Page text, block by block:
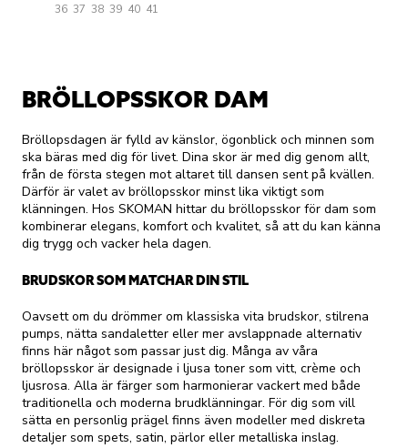
36 37 38 39 40 41
BRÖLLOPSSKOR DAM
Bröllopsdagen är fylld av känslor, ögonblick och minnen som
ska bäras med dig för livet. Dina skor är med dig genom allt,
från de första stegen mot altaret till dansen sent på kvällen.
Därför är valet av bröllopsskor minst lika viktigt som
klänningen. Hos SKOMAN hittar du bröllopsskor för dam som
kombinerar elegans, komfort och kvalitet, så att du kan känna
dig trygg och vacker hela dagen.
BRUDSKOR SOM MATCHAR DIN STIL
Oavsett om du drömmer om klassiska vita brudskor, stilrena
pumps, nätta sandaletter eller mer avslappnade alternativ
finns här något som passar just dig. Många av våra
bröllopsskor är designade i ljusa toner som vitt, crème och
ljusrosa. Alla är färger som harmonierar vackert med både
traditionella och moderna brudklänningar. För dig som vill
sätta en personlig prägel finns även modeller med diskreta
detaljer som spets, satin, pärlor eller metalliska inslag.